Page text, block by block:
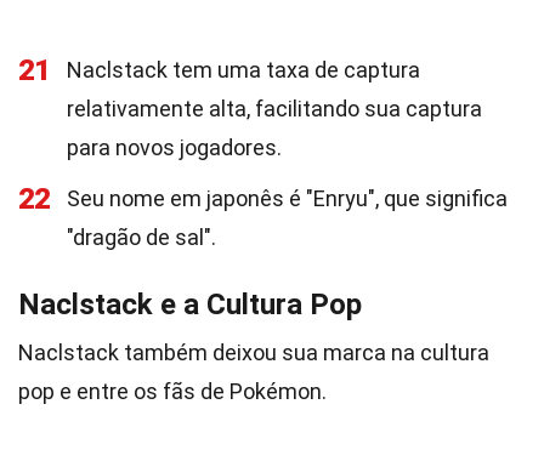
21
Naclstack tem uma taxa de captura
relativamente alta, facilitando sua captura
para novos jogadores.
22
Seu nome em japonês é "Enryu", que significa
"dragão de sal".
Naclstack e a Cultura Pop
Naclstack também deixou sua marca na cultura
pop e entre os fãs de Pokémon.